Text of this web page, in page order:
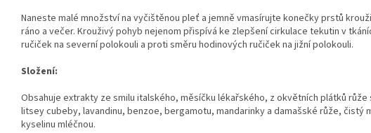
Naneste malé množství na vyčištěnou pleť a jemně vmasírujte konečky prstů
ráno a večer. Krouživý pohyb nejenom přispívá ke zlepšení cirkulace tekutin v
ručiček na severní polokouli a proti směru hodinových ručiček na jižní polokouli.
Složení:
Obsahuje extrakty ze smilu italského, měsíčku lékařského, z okvětních plátků
litsey cubeby, lavandinu, benzoe, bergamotu, mandarinky a damašské růže, čistý
kyselinu mléčnou.